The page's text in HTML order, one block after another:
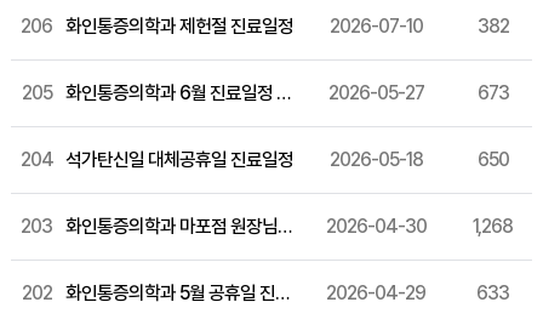
206 화인통증의학과 제헌절 진료일정 2026-07-10 382
205 화인통증의학과 6월 진료일정 안내 2026-05-27 673
204 석가탄신일 대체공휴일 진료일정 2026-05-18 650
203 화인통증의학과 마포점 원장님 소개 2026-04-30 1,268
202 화인통증의학과 5월 공휴일 진료일정 2026-04-29 633